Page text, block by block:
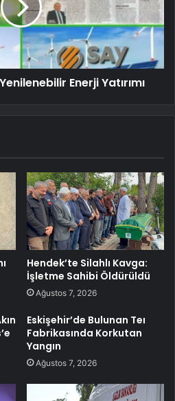
Enerji Yatırımı
Hendek’te Silahlı Kavga:
İşletme Sahibi Öldürüldü
Ağustos 7, 2026
Eskişehir’de Bulunan Teı
Fabrikasında Korkutan
Yangın
Ağustos 7, 2026